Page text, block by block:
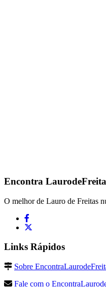
Encontra
O melhor de Lauro de Freitas
Links Rápidos
Sobre
Fale com o